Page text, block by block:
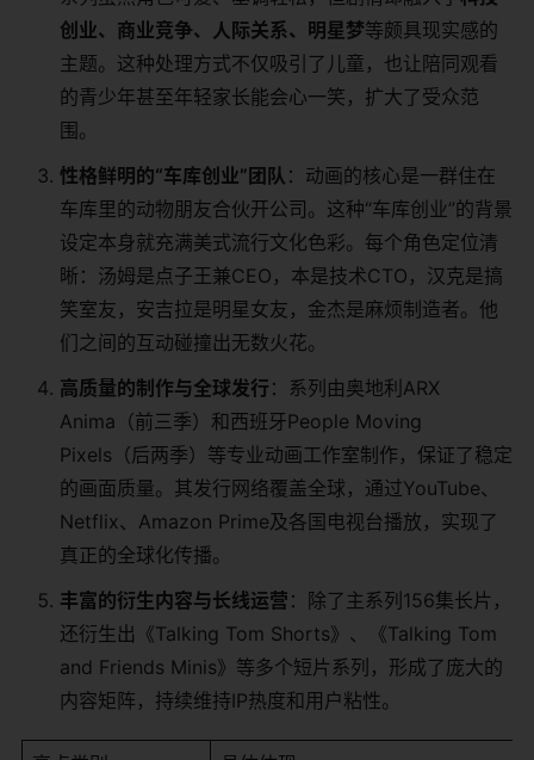
创业、商业竞争、人际关系、明星梦等颇具现实感的
主题。这种处理方式不仅吸引了儿童，也让陪同观看
的青少年甚至年轻家长能会心一笑，扩大了受众范
围。
性格鲜明的“车库创业”团队 ：动画的核心是一群住在
车库里的动物朋友合伙开公司。这种“车库创业”的背景
设定本身就充满美式流行文化色彩。每个角色定位清
晰：汤姆是点子王兼CEO，本是技术CTO，汉克是搞
笑室友，安吉拉是明星女友，金杰是麻烦制造者。他
们之间的互动碰撞出无数火花。
高质量的制作与全球发行 ：系列由奥地利ARX
Anima（前三季）和西班牙People Moving
Pixels（后两季）等专业动画工作室制作，保证了稳定
的画面质量。其发行网络覆盖全球，通过YouTube、
Netflix、Amazon Prime及各国电视台播放，实现了
真正的全球化传播。
丰富的衍生内容与长线运营 ：除了主系列156集长片，
还衍生出《Talking Tom Shorts》、《Talking Tom
and Friends Minis》等多个短片系列，形成了庞大的
内容矩阵，持续维持IP热度和用户粘性。